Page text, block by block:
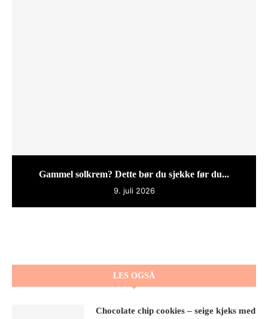
Gammel solkrem? Dette bør du sjekke før du...
9. juli 2026
LES OGSÅ
Chocolate chip cookies – seige kjeks med